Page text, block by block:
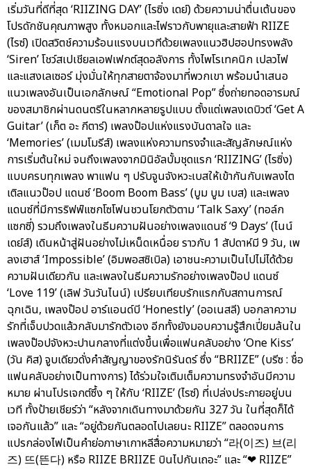
เริ่มวันที่ดีที่สุด ‘RIIZING DAY’ (ไรซิ่ง เดย์) ด้วยความน่าตื่นเต้นของ
โปรดักชันคุณภาพสูง ทั้งหมอกและไฟราวกับพายุและสายฟ้า RIIZE
(ไรซ์) เปิดสวิตช์ความร้อนแรงบนเวทีด้วยเพลงแนวฮิปฮอปทรงพลัง
‘Siren’ โชว์สเปเชียลเอฟเฟกต์สุดอลังการ ทั้งไพโรเทคนิก เปลวไฟ
และแสงเลเซอร์ มุ่งมั่นให้ทุกสายตาจ้องมาที่พวกเขา พร้อมนำเสนอ
แนวเพลงอันเป็นเอกลักษณ์ “Emotional Pop” ซึ่งถ่ายทอดอารมณ์
ของสมาชิกผ่านดนตรีในหลากหลายรูปแบบ ตั้งแต่เพลงเดบิวต์ ‘Get A
Guitar’ (เก็ต อะ กีตาร์) เพลงป๊อปแห่งแรงบันดาลใจ และ
‘Memories’ (เมมโมรีส์) เพลงแห่งความทรงจำและสัญลักษณ์แห่ง
การเริ่มต้นใหม่ จนถึงเพลงจากมินิอัลบั้มชุดแรก ‘RIIZING’ (ไรซิ่ง)
แบบครบทุกเพลง พาแฟน ๆ ปรับจูนจังหวะเบสให้เข้ากันกับเพลงไต
เติลแนวป๊อป แดนซ์ ‘Boom Boom Bass’ (บูม บูม เบส) และเพลง
แดนซ์ที่มีการริฟฟ์แซกโซโฟนชวนโยกตัวตาม ‘Talk Saxy’ (ทอล์ก
แซกซี่) รวมถึงเพลงในธีมความฝันอย่างเพลงแดนซ์ ‘9 Days’ (ไนน์
เดย์ส์) เดินหน้าสู่ฝันอย่างไม่เหน็ดเหนื่อย ราวกับ 1 สัปดาห์มี 9 วัน, เพ
ลงเฮาส์ ‘Impossible’ (อิมพอสซิเบิล) เอาชนะความเป็นไปไม่ได้ด้วย
ความฝันเดียวกัน และเพลงในธีมความรักอย่างเพลงป๊อป แดนซ์
‘Love 119’ (เลิฟ วันวันไนน์) เปรียบเทียบรักแรกกับสถานการณ์
ฉุกเฉิน, เพลงป๊อป อาร์แอนด์บี ‘Honestly’ (ออเนสลี) บอกลาความ
รักที่เจ็บปวดแล้วกลับมารักตัวเอง อีกทั้งยังมอบความรู้สึกเปี่ยมล้นใน
เพลงป๊อปจังหวะปานกลางที่แต่งขึ้นเพื่อแฟนคลับอย่าง ‘One Kiss’
(วัน คิส) จูบเดียวดั่งคำสัญญาของรักนิรันดร์ ซึ่ง “BRIIZE” (บรีซ : ชื่อ
แฟนคลับอย่างเป็นทางการ) ได้ร่วมใจเติมเต็มความทรงจำอันมีความ
หมาย ผ่านโปรเจกต์ซึ้ง ๆ ให้กับ ‘RIIZE’ (ไรซ์) ที่เปล่งประกายอยู่บน
เวที ทั้งป้ายเชียร์ว่า “หลังจากเดินทางมาด้วยกัน 327 วัน ในที่สุดก็ได้
เจอกันแล้ว” และ “อยู่ด้วยกันตลอดไปเลยนะ RIIZE” ตลอดจนการ
แปรกล่องไฟเป็นคำย่อภาษาเกาหลีสื่อความหมายว่า “라(이즈) 브(리
즈) 뜨(뜬다) หรือ RIIZE BRIIZE บินไปกันเถอะ” และ “❤ RIIZE”